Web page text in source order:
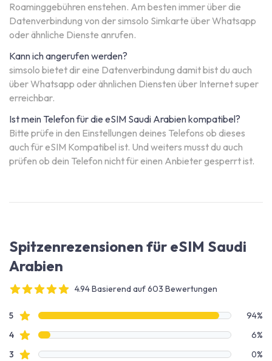
Roaminggebühren enstehen. Am besten immer über die
Datenverbindung von der simsolo Simkarte über Whatsapp
oder ähnliche Dienste anrufen.
Kann ich angerufen werden?
simsolo bietet dir eine Datenverbindung damit bist du auch
über Whatsapp oder ähnlichen Diensten über Internet super
erreichbar.
Ist mein Telefon für die eSIM Saudi Arabien kompatibel?
Bitte prüfe in den Einstellungen deines Telefons ob dieses
auch für eSIM Kompatibel ist. Und weiters musst du auch
prüfen ob dein Telefon nicht für einen Anbieter gesperrt ist.
Spitzenrezensionen für eSIM Saudi
Arabien
4.94 Basierend auf 603 Bewertungen
Bewertungsdaten
5Sterne Bewertungen
94%
4Sterne Bewertungen
6%
3 Sterne Bewertungen
0%